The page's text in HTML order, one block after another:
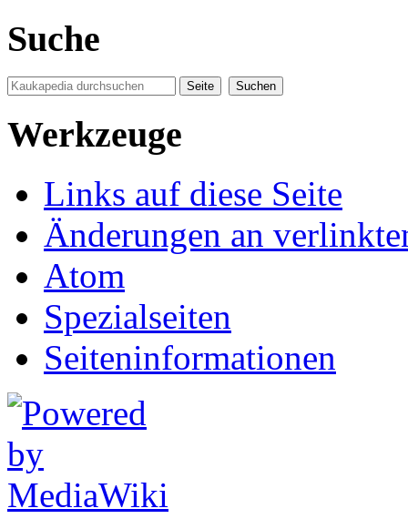
Suche
Werkzeuge
Links auf diese Seite
Änderungen an
Atom
Spezialseiten
Seiten­informationen